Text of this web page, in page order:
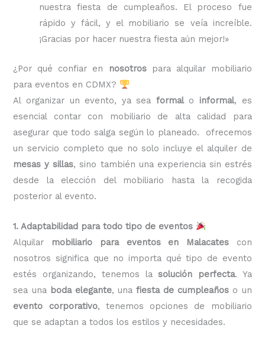
nuestra fiesta de cumpleaños. El proceso fue
rápido y fácil, y el mobiliario se veía increíble.
¡Gracias por hacer nuestra fiesta aún mejor!»
¿Por qué confiar en nosotrospara alquilar mobiliario
para eventos en CDMX?
Al organizar un evento, ya sea formalo informal, es
esencial contar con mobiliario de alta calidad para
asegurar que todo salga según lo planeado. ofrecemos
un servicio completo que no solo incluye el alquiler de
mesas y sillas, sino también una experiencia sin estrés
desde la elección del mobiliario hasta la recogida
posterior al evento.
1. Adaptabilidad para todo tipo de eventos
Alquilar
mobiliario para eventos en Malacatescon
nosotros significa que no importa qué tipo de evento
estés organizando, tenemos lasolución perfecta. Ya
sea una boda elegante, unafiesta de cumpleaños o un
evento corporativo, tenemos opciones de mobiliario
que se adaptan a todos los estilos y necesidades.